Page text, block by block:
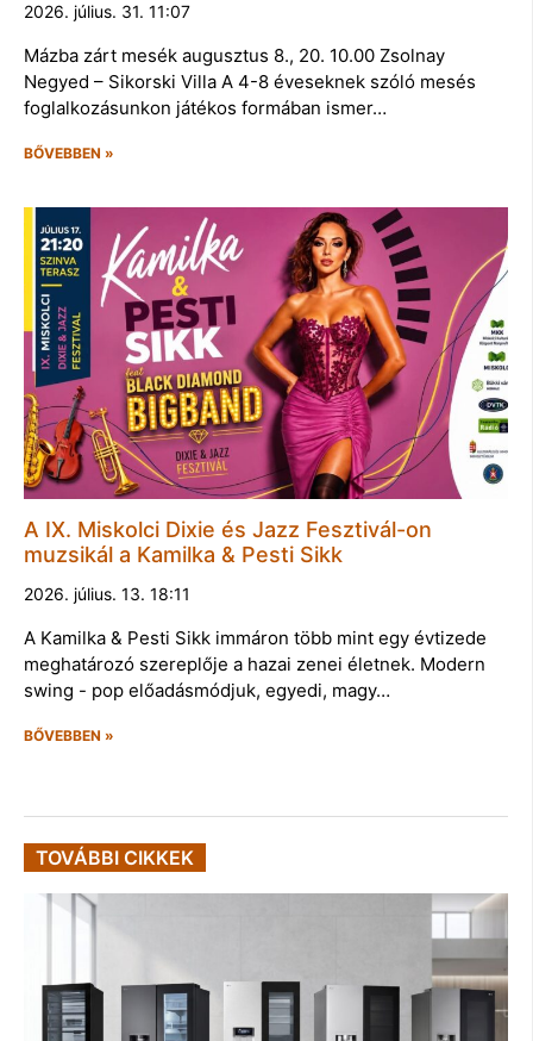
2026. július. 31. 11:07
Mázba zárt mesék augusztus 8., 20. 10.00 Zsolnay
Negyed – Sikorski Villa A 4-8 éveseknek szóló mesés
foglalkozásunkon játékos formában ismer…
BŐVEBBEN »
A IX. Miskolci Dixie és Jazz Fesztivál-on
muzsikál a Kamilka & Pesti Sikk
2026. július. 13. 18:11
A Kamilka & Pesti Sikk immáron több mint egy évtizede
meghatározó szereplője a hazai zenei életnek. Modern
swing - pop előadásmódjuk, egyedi, magy…
BŐVEBBEN »
TOVÁBBI CIKKEK